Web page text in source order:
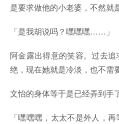
是要求做他的小老婆，不然就
「是我胡说吗？嘿嘿嘿……」
阿金露出得意的笑容。过去
绝，现在她就是冷淡，也不需
文怡的身体等于是已经弄到手了
「嘿嘿嘿，太太不是外人，